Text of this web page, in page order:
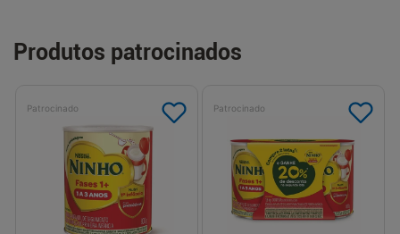
Produtos patrocinados
Patrocinado Patrocinado